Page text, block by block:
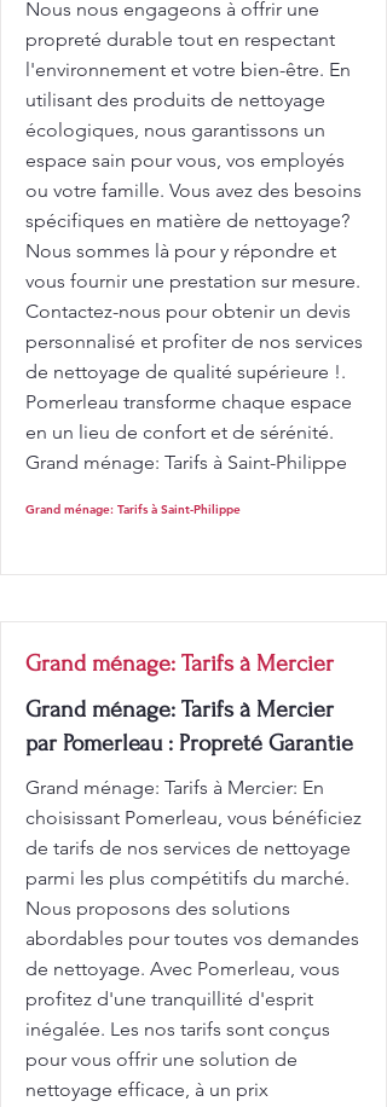
Nous nous engageons à offrir une
propreté durable tout en respectant
l'environnement et votre bien-être. En
utilisant des produits de nettoyage
écologiques, nous garantissons un
espace sain pour vous, vos employés
ou votre famille. Vous avez des besoins
spécifiques en matière de nettoyage?
Nous sommes là pour y répondre et
vous fournir une prestation sur mesure.
Contactez-nous pour obtenir un devis
personnalisé et profiter de nos services
de nettoyage de qualité supérieure !.
Pomerleau transforme chaque espace
en un lieu de confort et de sérénité.
Grand ménage: Tarifs à Saint-Philippe
Grand ménage: Tarifs à Saint-Philippe
Grand ménage: Tarifs à Mercier
Grand ménage: Tarifs à Mercier
par Pomerleau : Propreté Garantie
Grand ménage: Tarifs à Mercier: En
choisissant Pomerleau, vous bénéficiez
de tarifs de nos services de nettoyage
parmi les plus compétitifs du marché.
Nous proposons des solutions
abordables pour toutes vos demandes
de nettoyage. Avec Pomerleau, vous
profitez d'une tranquillité d'esprit
inégalée. Les nos tarifs sont conçus
pour vous offrir une solution de
nettoyage efficace, à un prix